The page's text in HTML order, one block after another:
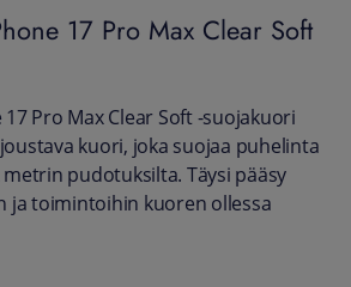
17 Pro Max Clear Soft
17 Pro Max Clear Soft -suojakuori
kuori, joka suojaa puhelinta
pudotuksilta. Täysi pääsy
ja toimintoihin kuoren ollessa